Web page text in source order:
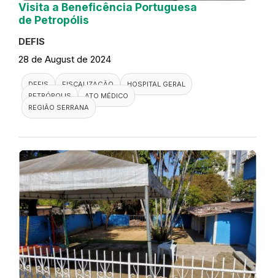
Visita a Beneficência Portuguesa
de Petropólis
DEFIS
28 de August de 2024
DEFIS FISCALIZAÇÃO
HOSPITAL GERAL
PETRÓPOLIS
ATO MÉDICO
REGIÃO SERRANA